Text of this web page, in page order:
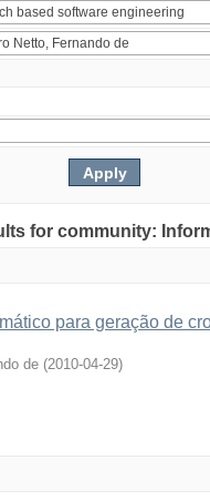
for community:
para geração de
de (2010-04-29)